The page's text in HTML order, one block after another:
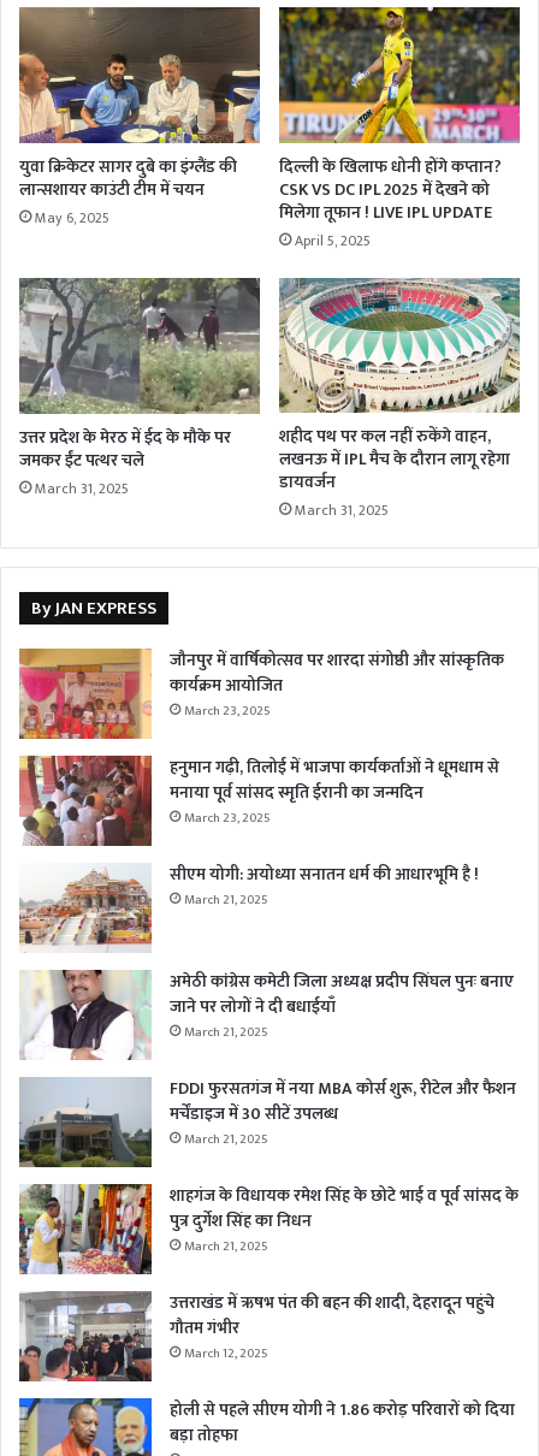
युवा क्रिकेटर सागर दुबे का इंग्लैंड की
लान्सशायर काउंटी टीम में चयन
May 6, 2025
दिल्ली के खिलाफ धोनी होंगे कप्तान?
CSK VS DC IPL 2025 में देखने को
मिलेगा तूफान ! LIVE IPL UPDATE
April 5, 2025
उत्तर प्रदेश के मेरठ में ईद के मौके पर
जमकर ईंट पत्थर चले
March 31, 2025
शहीद पथ पर कल नहीं रुकेंगे वाहन,
लखनऊ में IPL मैच के दौरान लागू रहेगा
डायवर्जन
March 31, 2025
By JAN EXPRESS
जौनपुर में वार्षिकोत्सव पर शारदा संगोष्ठी और सांस्कृतिक
कार्यक्रम आयोजित
March 23, 2025
हनुमान गढ़ी, तिलोई में भाजपा कार्यकर्ताओं ने धूमधाम से
मनाया पूर्व सांसद स्मृति ईरानी का जन्मदिन
March 23, 2025
सीएम योगी: अयोध्या सनातन धर्म की आधारभूमि है !
March 21, 2025
अमेठी कांग्रेस कमेटी जिला अध्यक्ष प्रदीप सिंघल पुनः बनाए
जाने पर लोगों ने दी बधाईयाँ
March 21, 2025
FDDI फुरसतगंज में नया MBA कोर्स शुरू, रीटेल और फैशन
मर्चेंडाइज में 30 सीटें उपलब्ध
March 21, 2025
शाहगंज के विधायक रमेश सिंह के छोटे भाई व पूर्व सांसद के
पुत्र दुर्गेश सिंह का निधन
March 21, 2025
उत्तराखंड में ऋषभ पंत की बहन की शादी, देहरादून पहुंचे
गौतम गंभीर
March 12, 2025
होली से पहले सीएम योगी ने 1.86 करोड़ परिवारों को दिया
बड़ा तोहफा